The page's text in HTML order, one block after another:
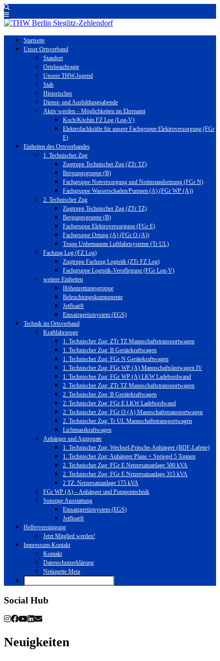
Startseite
Unser Ortsverband
Standort
Ortsbeauftragte
Unsere THW-Jugend
Stab
Historisches
Dienst- und Ausbildungsabende
Aktiv werden – Möglichkeiten im Ehrenamt
Koch/Köchin FZ Log (Log-V)
Elektrofachkräfte für unsere Fachgruppe Elektroversorgung (FGr
E)
Einheiten des Ortsverbandes
1. Technischer Zug
Zugtrupp Technischer Zug (ZTr TZ)
Bergungsgruppe (B)
Fachgruppe Notversorgung und Notinstandsetzung (FGr N)
Fachgruppe Wasserschaden/Pumpen (A) (FGr WP (A))
2. Technischer Zug
Zugtrupp Technischer Zug (ZTr TZ)
Bergungsgruppe (B)
Fachgruppe Elektroversorgung (FGr E)
Fachgruppe Ortung (A) (FGr O (A))
Trupp Unbemannte Luftfahrtsysteme (Tr UL)
Fachzug Log (FZ Log)
Zugtrupp Fachzug Logistik (ZTr FZ Log)
Fachgruppe Logistik-Verpflegung (FGr Log-V)
weitere Einheiten
Höhenrettungsgruppe
Beleuchtungskomponente
Jetfloat®
Einsatzgerüstsystem (EGS)
Technik im Ortsverband
Kraftfahrzeuge
1. Technischer Zug: ZTr TZ Mannschaftstransportwagen
1. Technischer Zug: B Gerätekraftwagen
1. Technischer Zug: FGr N Gerätekraftwagen
1. Technischer Zug: FGr WP (A) Mannschaftslastwagen IV
1. Technischer Zug: FGr WP (A) LKW Ladebordwand
2. Technischer Zug: ZTr TZ Mannschaftstransportwagen
2. Technischer Zug: B Gerätekraftwagen
2. Technischer Zug: FGr E LKW Ladebordwand
2. Technischer Zug: FGr O (A) Mannschaftstransportwagen
2. Technischer Zug: Tr UL Mannschaftstransportwagen
Lichtmastkraftwagen
Anhänger und Aggregate
1. Technischer Zug: Wechsel-Pritsche-Anhänger (BDF-Lafette)
1. Technischer Zug: Anhänger Plane + Spriegel 5 Tonnen
2. Technischer Zug: FGr E Netzersatzanlage 500 kVA
2. Technischer Zug: FGr E Netzersatzanlage 315 kVA
2 TZ: Netzersatzanlage 175 kVA
FGr WP (A) – Anhänger und Pumpentechnik
Sonstige Ausstattung
Einsatzgerüstsystem (EGS)
Jetfloat®
Helfervereinigung
Jetzt Mitglied werden!
Impressum-Kontakt
Kontakt
Datenschutzerklärung
Netiquette Meta
Social Hub
Neuigkeiten